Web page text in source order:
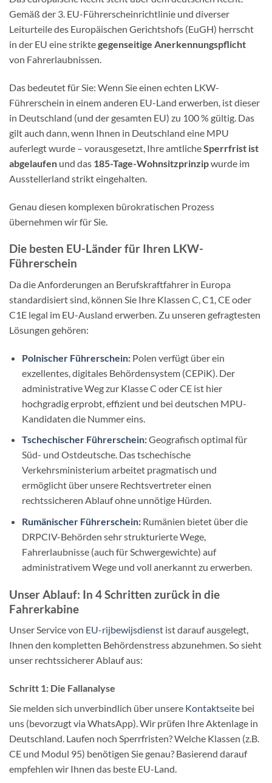
Gemäß der 3. EU-Führerscheinrichtlinie und diverser
Leiturteile des Europäischen Gerichtshofs (EuGH) herrscht
in der EU eine striktegegenseitige Anerkennungspflicht
von Fahrerlaubnissen.
Das bedeutet für Sie: Wenn Sie einen echten LKW-
Führerschein in einem anderen EU-Land erwerben, ist dieser
in Deutschland (und der gesamten EU) zu 100 % gültig. Das
gilt auch dann, wenn Ihnen in Deutschland eine MPU
auferlegt wurde – vorausgesetzt, Ihre amtlicheSperrfrist ist
abgelaufen und das 185-Tage-Wohnsitzprinzipwurde im
Ausstellerland strikt eingehalten.
Genau diesen komplexen bürokratischen Prozess
übernehmen wir für Sie.
Die besten EU-Länder für Ihren LKW-
Führerschein
Da die Anforderungen an Berufskraftfahrer in Europa
standardisiert sind, können Sie Ihre Klassen C, C1, CE oder
C1E legal im EU-Ausland erwerben. Zu unseren gefragtesten
Lösungen gehören:
Polnischer Führerschein:Polen verfügt über ein
exzellentes, digitales Behördensystem (CEPiK). Der
administrative Weg zur Klasse C oder CE ist hier
hochgradig erprobt, effizient und bei deutschen MPU-
Kandidaten die Nummer eins.
Tschechischer Führerschein:Geografisch optimal für
Süd- und Ostdeutsche. Das tschechische
Verkehrsministerium arbeitet pragmatisch und
ermöglicht über unsere Rechtsvertreter einen
rechtssicheren Ablauf ohne unnötige Hürden.
Rumänischer Führerschein:Rumänien bietet über die
DRPCIV-Behörden sehr strukturierte Wege,
Fahrerlaubnisse (auch für Schwergewichte) auf
administrativem Wege und voll anerkannt zu erwerben.
Unser Ablauf: In 4 Schritten zurück in die
Fahrerkabine
Unser Service von EU-rijbewijsdienst ist darauf ausgelegt,
Ihnen den kompletten Behördenstress abzunehmen. So sieht
unser rechtssicherer Ablauf aus:
Schritt 1: Die Fallanalyse
Sie melden sich unverbindlich über unsere Kontaktseite bei
uns (bevorzugt via WhatsApp). Wir prüfen Ihre Aktenlage in
Deutschland. Laufen noch Sperrfristen? Welche Klassen (z.B.
CE und Modul 95) benötigen Sie genau? Basierend darauf
empfehlen wir Ihnen das beste EU-Land.